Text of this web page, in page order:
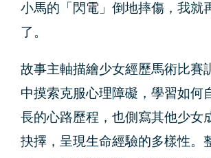
小馬的「閃電」倒地摔傷，我就
了。
故事主軸描繪少女經歷馬術比賽
中摸索克服心理障礙，學習如何
長的心路歷程，也側寫其他少女
抉擇，呈現生命經驗的多樣性。